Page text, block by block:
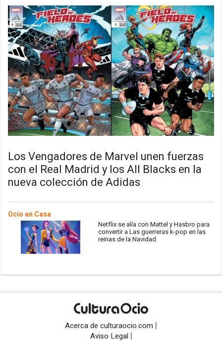
Los Vengadores de Marvel unen fuerzas
con el Real Madrid y los All Blacks en la
nueva colección de Adidas
Ocio en Casa
Netflix se alía con Mattel y Hasbro para
convertir a Las guerreras k-pop en las
reinas de la Navidad
Acerca de culturaocio.com |
Aviso Legal |